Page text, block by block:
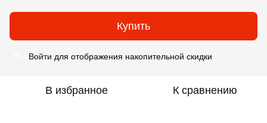
Купить
Войти для отображения накопительной скидки
В избранное К сравнению